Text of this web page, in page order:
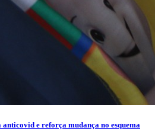
anticovid e reforça mudança no esquema